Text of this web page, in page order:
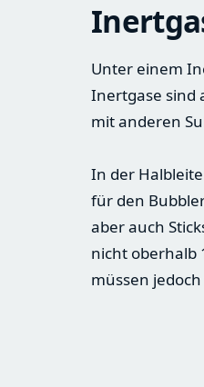
Unter einem
Inertgase sind
mit anderen
In der
für den
aber auch
nicht oberhalb
müssen